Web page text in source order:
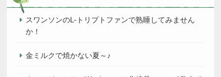
スワンソンのL-トリプトファンで熟睡してみません
か！
金ミルクで焼かない夏～♪